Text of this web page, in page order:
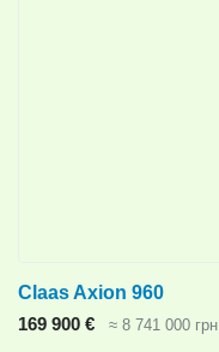
Claas Axion 960
169 900 €
≈ 8 741 000 грн